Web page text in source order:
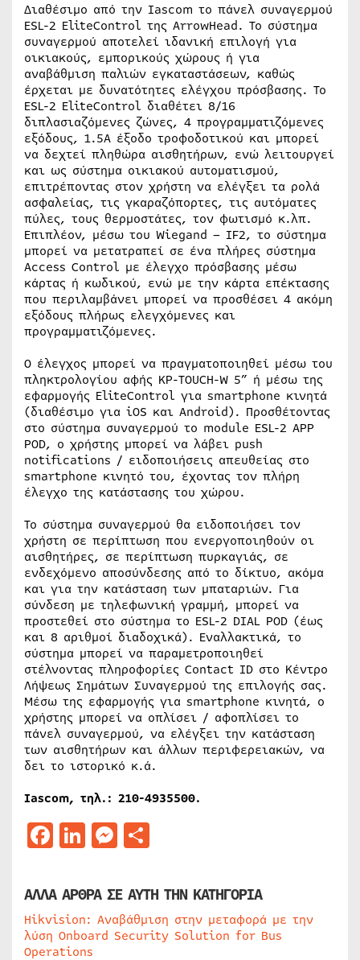
Διαθέσιμο από την Iascom το πάνελ συναγερμού
ESL-2 EliteControl της ArrowHead. Το σύστημα
συναγερμού αποτελεί ιδανική επιλογή για
οικιακούς, εμπορικούς χώρους ή για
αναβάθμιση παλιών εγκαταστάσεων, καθώς
έρχεται με δυνατότητες ελέγχου πρόσβασης. Το
ESL-2 EliteControl διαθέτει 8/16
διπλασιαζόμενες ζώνες, 4 προγραμματιζόμενες
εξόδους, 1.5Α έξοδο τροφοδοτικού και μπορεί
να δεχτεί πληθώρα αισθητήρων, ενώ λειτουργεί
και ως σύστημα οικιακού αυτοματισμού,
επιτρέποντας στον χρήστη να ελέγξει τα ρολά
ασφαλείας, τις γκαραζόπορτες, τις αυτόματες
πύλες, τους θερμοστάτες, τον φωτισμό κ.λπ.
Επιπλέον, μέσω του Wiegand – IF2, το σύστημα
μπορεί να μετατραπεί σε ένα πλήρες σύστημα
Access Control με έλεγχο πρόσβασης μέσω
κάρτας ή κωδικού, ενώ με την κάρτα επέκτασης
που περιλαμβάνει μπορεί να προσθέσει 4 ακόμη
εξόδους πλήρως ελεγχόμενες και
προγραμματιζόμενες.
Ο έλεγχος μπορεί να πραγματοποιηθεί μέσω του
πληκτρολογίου αφής KP-TOUCH-W 5” ή μέσω της
εφαρμογής EliteControl για smartphone κινητά
(διαθέσιμο για iOS και Android). Προσθέτοντας
στο σύστημα συναγερμού το module ESL-2 APP
POD, ο χρήστης μπορεί να λάβει push
notifications / ειδοποιήσεις απευθείας στο
smartphone κινητό του, έχοντας τον πλήρη
έλεγχο της κατάστασης του χώρου.
Το σύστημα συναγερμού θα ειδοποιήσει τον
χρήστη σε περίπτωση που ενεργοποιηθούν οι
αισθητήρες, σε περίπτωση πυρκαγιάς, σε
ενδεχόμενο αποσύνδεσης από το δίκτυο, ακόμα
και για την κατάσταση των μπαταριών. Για
σύνδεση με τηλεφωνική γραμμή, μπορεί να
προστεθεί στο σύστημα το ESL-2 DIAL POD (έως
και 8 αριθμοί διαδοχικά). Εναλλακτικά, το
σύστημα μπορεί να παραμετροποιηθεί
στέλνοντας πληροφορίες Contact ID στο Κέντρο
Λήψεως Σημάτων Συναγερμού της επιλογής σας.
Μέσω της εφαρμογής για smartphone κινητά, ο
χρήστης μπορεί να οπλίσει / αφοπλίσει το
πάνελ συναγερμού, να ελέγξει την κατάσταση
των αισθητήρων και άλλων περιφερειακών, να
δει το ιστορικό κ.ά.
Iascom, τηλ.: 210-4935500.
Facebook
LinkedIn
Messenger
ΑΛΛΑ ΑΡΘΡΑ ΣΕ ΑΥΤΗ ΤΗΝ ΚΑΤΗΓΟΡΙΑ
Hikvision: Αναβάθμιση στην μεταφορά με την
λύση Onboard Security Solution for Bus
Operations